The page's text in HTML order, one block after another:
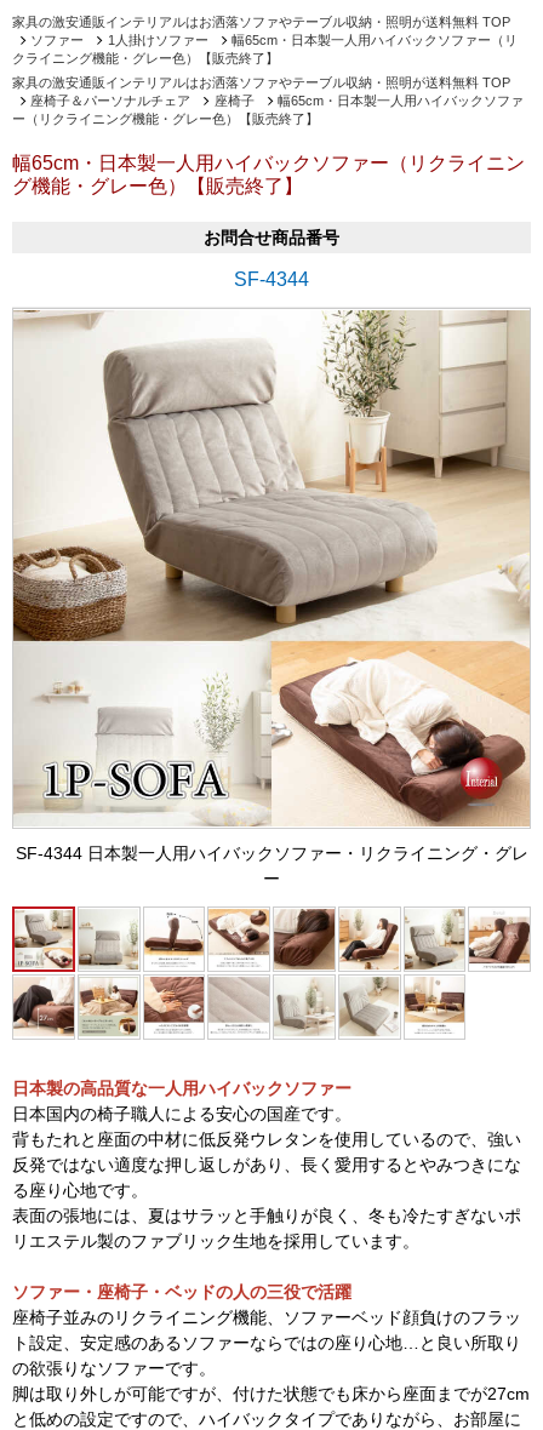
家具の激安通販インテリアルはお洒落ソファやテーブル収納・照明が送料無料 TOP
ソファー
1人掛けソファー
幅65cm・日本製一人用ハイバックソファー（リ
クライニング機能・グレー色）【販売終了】
家具の激安通販インテリアルはお洒落ソファやテーブル収納・照明が送料無料 TOP
座椅子＆パーソナルチェア
座椅子
幅65cm・日本製一人用ハイバックソファ
ー（リクライニング機能・グレー色）【販売終了】
幅65cm・日本製一人用ハイバックソファー（リクライニン
グ機能・グレー色）【販売終了】
お問合せ商品番号
SF-4344
SF-4344 日本製一人用ハイバックソファー・リクライニング・グレ
ー
日本製の高品質な一人用ハイバックソファー
日本国内の椅子職人による安心の国産です。
背もたれと座面の中材に低反発ウレタンを使用しているので、強い
反発ではない適度な押し返しがあり、長く愛用するとやみつきにな
る座り心地です。
表面の張地には、夏はサラッと手触りが良く、冬も冷たすぎないポ
リエステル製のファブリック生地を採用しています。
ソファー・座椅子・ベッドの人の三役で活躍
座椅子並みのリクライニング機能、ソファーベッド顔負けのフラッ
ト設定、安定感のあるソファーならではの座り心地…と良い所取り
の欲張りなソファーです。
脚は取り外しが可能ですが、付けた状態でも床から座面までが27cm
と低めの設定ですので、ハイバックタイプでありながら、お部屋に